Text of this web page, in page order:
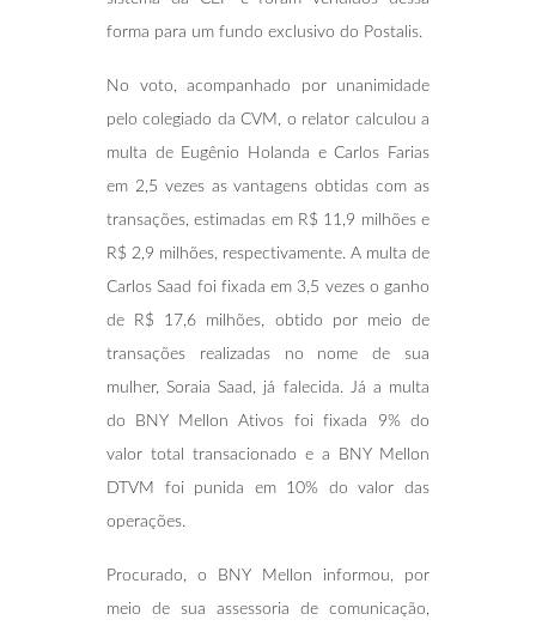
forma para um fundo exclusivo do Postalis.
No voto, acompanhado por unanimidade
pelo colegiado da CVM, o relator calculou a
multa de Eugênio Holanda e Carlos Farias
em 2,5 vezes as vantagens obtidas com as
transações, estimadas em R$ 11,9 milhões e
R$ 2,9 milhões, respectivamente. A multa de
Carlos Saad foi fixada em 3,5 vezes o ganho
de R$ 17,6 milhões, obtido por meio de
transações realizadas no nome de sua
mulher, Soraia Saad, já falecida. Já a multa
do BNY Mellon Ativos foi fixada 9% do
valor total transacionado e a BNY Mellon
DTVM foi punida em 10% do valor das
operações.
Procurado, o BNY Mellon informou, por
meio de sua assessoria de comunicação,